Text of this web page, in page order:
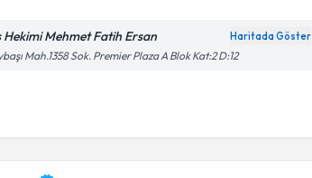
Hekimi Mehmet Fatih Ersan Haritada Göster
Mah.1358 Sok. Premier Plaza A Blok Kat:2 D:12